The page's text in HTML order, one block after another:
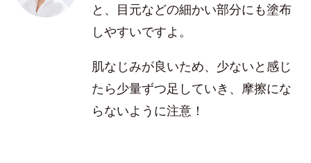
と、目元などの細かい部分にも塗布
しやすいですよ。
肌なじみが良いため、少ないと感じ
たら少量ずつ足していき、摩擦にな
らないように注意！